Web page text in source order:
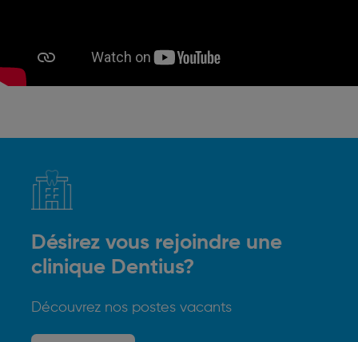
Désirez vous rejoindre une
clinique Dentius?
Découvrez nos postes vacants